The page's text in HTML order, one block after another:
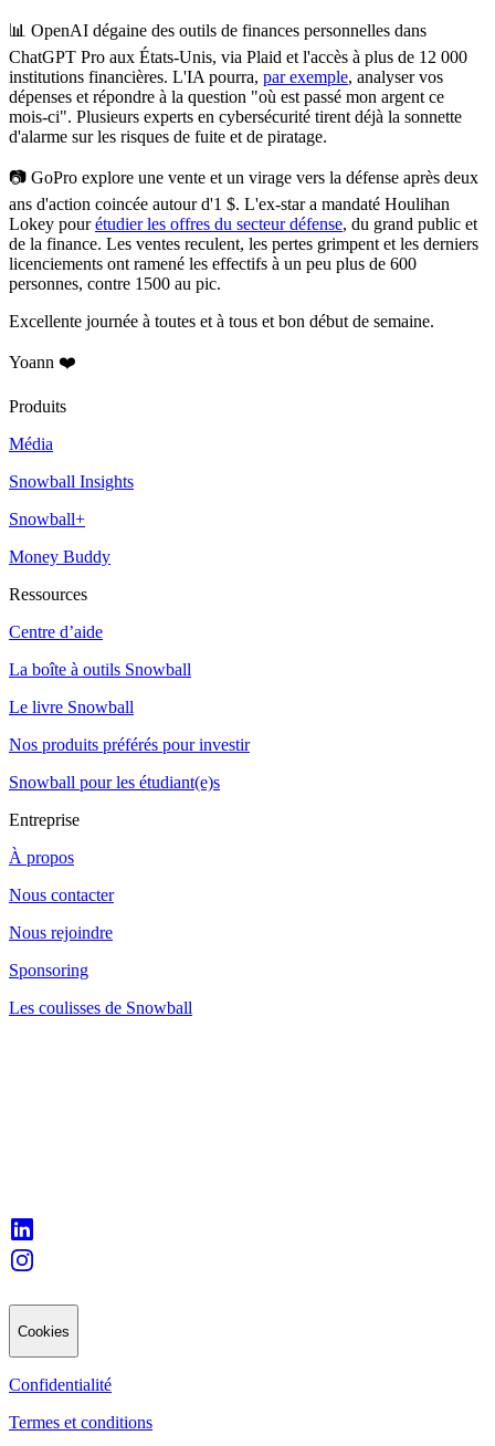
📊 OpenAI dégaine des outils de finances personnelles dans
ChatGPT Pro aux États-Unis, via Plaid et l'accès à plus de 12 000
institutions financières. L'IA pourra, par exemple, analyser vos
dépenses et répondre à la question "où est passé mon argent ce
mois-ci". Plusieurs experts en cybersécurité tirent déjà la sonnette
d'alarme sur les risques de fuite et de piratage.
📷 GoPro explore une vente et un virage vers la défense après deux
ans d'action coincée autour d'1 $. L'ex-star a mandaté Houlihan
Lokey pourétudier les offres du secteur défense, du grand public et
de la finance. Les ventes reculent, les pertes grimpent et les derniers
licenciements ont ramené les effectifs à un peu plus de 600
personnes, contre 1500 au pic.
Excellente journée à toutes et à tous et bon début de semaine.
Yoann ❤️
Produits
Média
Snowball Insights
Snowball+
Money Buddy
Ressources
Centre d’aide
La boîte à outils Snowball
Le livre Snowball
Nos produits préférés pour investir
Snowball pour les étudiant(e)s
Entreprise
À propos
Nous contacter
Nous rejoindre
Sponsoring
Les coulisses de Snowball
Cookies
Confidentialité
Termes et conditions